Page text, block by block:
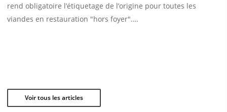
rend obligatoire l’étiquetage de l’origine pour toutes les
viandes en restauration "hors foyer".…
Voir tous les articles